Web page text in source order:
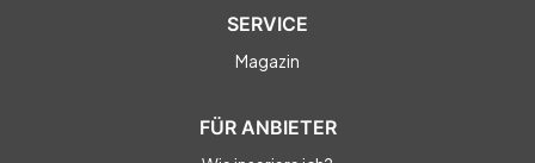
SERVICE
Magazin
FÜR ANBIETER